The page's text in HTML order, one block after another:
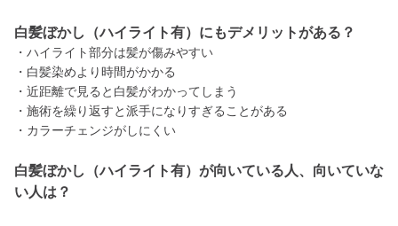
白髪ぼかし（ハイライト有）にもデメリットがある？
・ハイライト部分は髪が傷みやすい
・白髪染めより時間がかかる
・近距離で見ると白髪がわかってしまう
・施術を繰り返すと派手になりすぎることがある
・カラーチェンジがしにくい
白髪ぼかし（ハイライト有）が向いている人、向いていな
い人は？